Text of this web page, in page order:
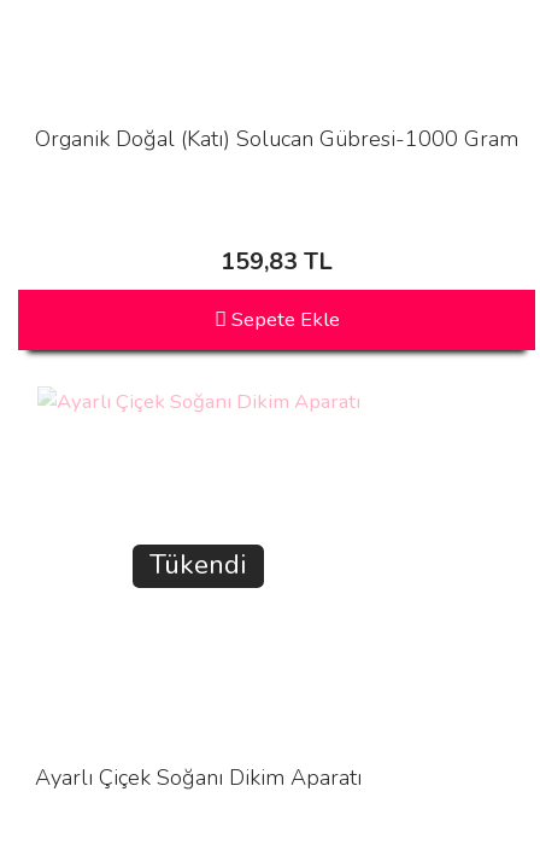
Organik Doğal (Katı) Solucan Gübresi-1000 Gram
159,83 TL
Sepete Ekle
Tükendi
Ayarlı Çiçek Soğanı Dikim Aparatı